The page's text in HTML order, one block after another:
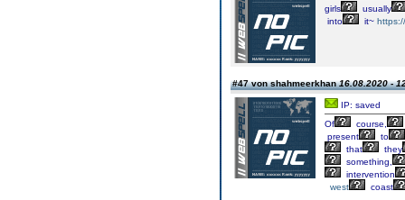
girls
usually
into
it~
#47 von shahmeerkhan16.08.2020 -
IP: saved
Of
course,
present
to
that
they
something,
intervention
west
coast